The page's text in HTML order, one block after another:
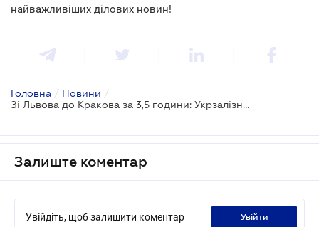
найважливіших ділових новин!
Головна / Новини /
Зі Львова до Кракова за 3,5 години: Укрзалізниця анонсувала будівництво євроколії
Залиште коментар
Увійдіть, щоб залишити коментар увійти